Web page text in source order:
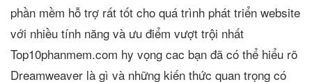
phần mềm hỗ trợ rất tốt cho quá trình phát triển website
với nhiều tính năng và ưu điểm vượt trội nhất
Top10phanmem.com hy vọng cac bạn đã có thể hiểu rõ
Dreamweaver là gì và những kiến thức quan trọng có